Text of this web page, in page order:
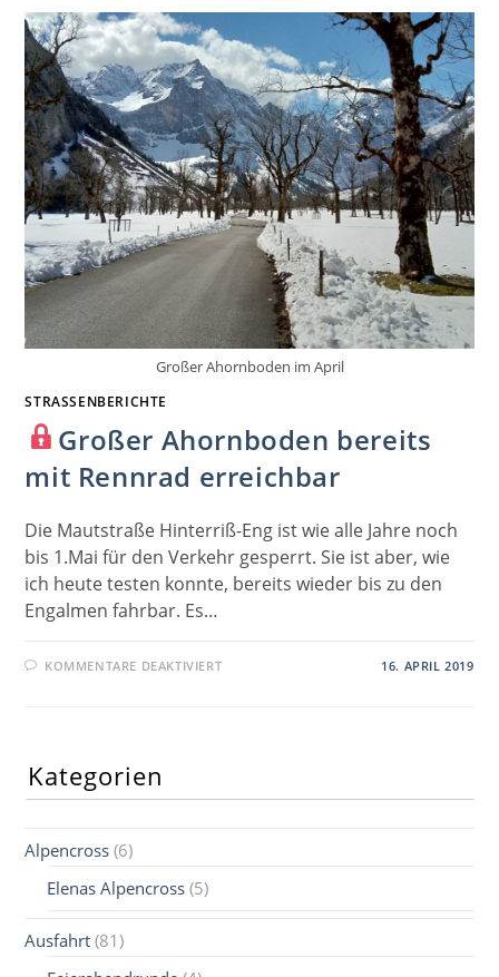
Großer Ahornboden im April
STRASSENBERICHTE
Großer Ahornboden bereits
mit Rennrad erreichbar
Die Mautstraße Hinterriß-Eng ist wie alle Jahre noch
bis 1.Mai für den Verkehr gesperrt. Sie ist aber, wie
ich heute testen konnte, bereits wieder bis zu den
Engalmen fahrbar. Es…
KOMMENTARE DEAKTIVIERTFÜR
16. APRIL 2019
Kategorien
Alpencross (6)
Elenas Alpencross (5)
Ausfahrt (81)